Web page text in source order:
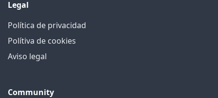
Legal
Política de privacidad
Polítiva de cookies
Aviso legal
Community